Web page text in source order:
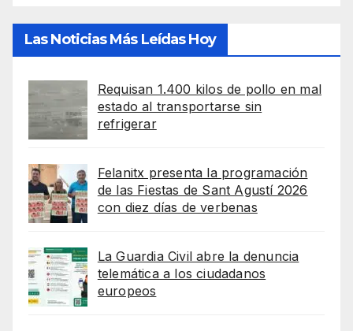
Las Noticias Más Leídas Hoy
Requisan 1.400 kilos de pollo en mal
estado al transportarse sin
refrigerar
Felanitx presenta la programación
de las Fiestas de Sant Agustí 2026
con diez días de verbenas
La Guardia Civil abre la denuncia
telemática a los ciudadanos
europeos